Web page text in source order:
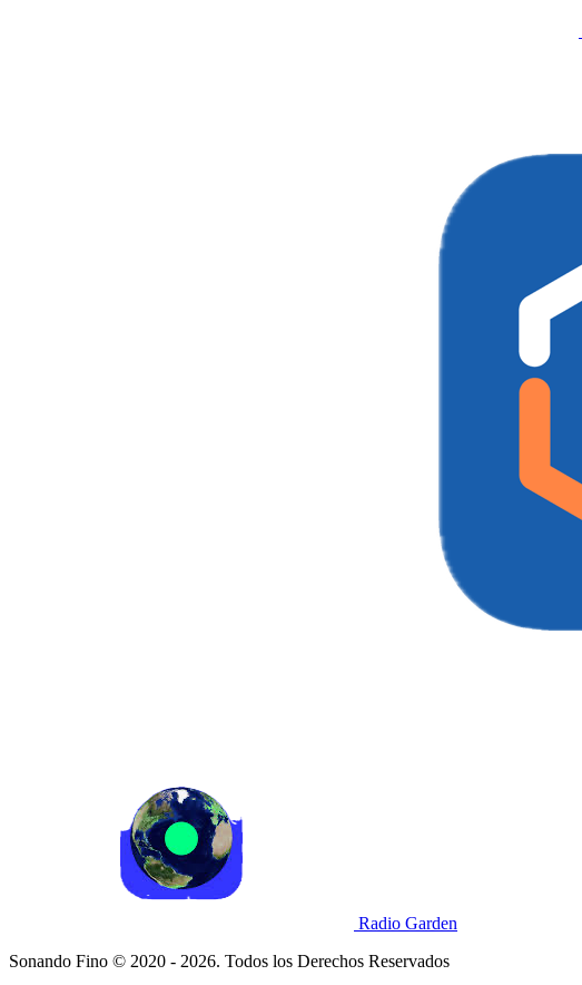
Radio Garden
Sonando Fino © 2020 - 2026. Todos los Derechos Reservados